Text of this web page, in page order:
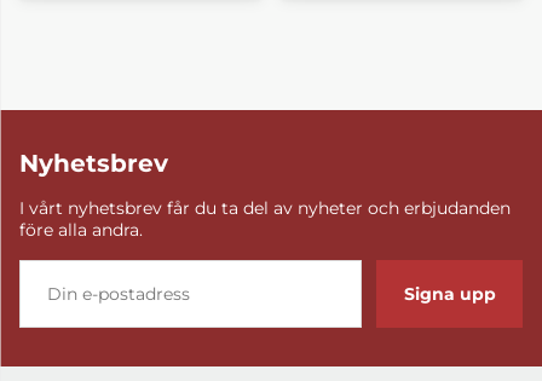
Nyhetsbrev
I vårt nyhetsbrev får du ta del av nyheter och erbjudanden
före alla andra.
Signa upp